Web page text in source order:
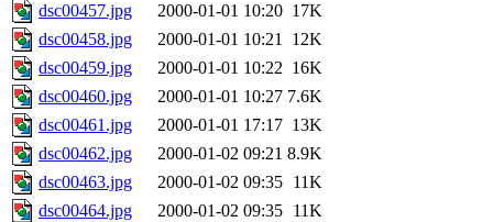
dsc00457.jpg
2000-01-01 10:20 17K
dsc00458.jpg
2000-01-01 10:21 12K
dsc00459.jpg
2000-01-01 10:22 16K
dsc00460.jpg
2000-01-01 10:27 7.6K
dsc00461.jpg
2000-01-01 17:17 13K
dsc00462.jpg
2000-01-02 09:21 8.9K
dsc00463.jpg
2000-01-02 09:35 11K
dsc00464.jpg
2000-01-02 09:35 11K